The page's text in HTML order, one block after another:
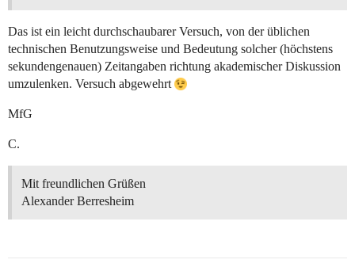
Das ist ein leicht durchschaubarer Versuch, von der üblichen
technischen Benutzungsweise und Bedeutung solcher (höchstens
sekundengenauen) Zeitangaben richtung akademischer Diskussion
umzulenken. Versuch abgewehrt
MfG
C.
Mit freundlichen Grüßen
Alexander Berresheim